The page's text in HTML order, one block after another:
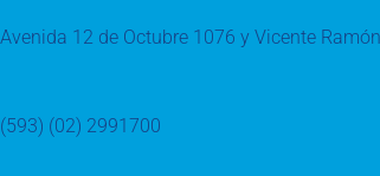
Avenida 12 de Octubre 1076 y Vicente
(593) (02) 2991700